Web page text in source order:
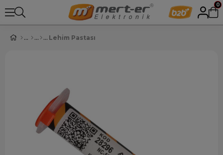
0
Lehim Pastası